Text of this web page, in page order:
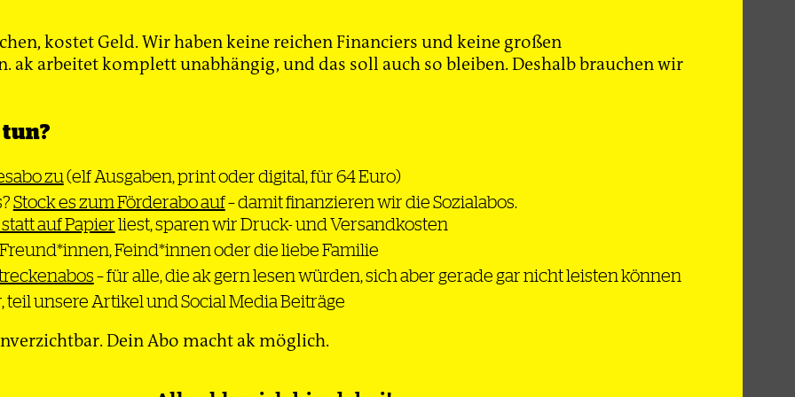
Gewerkschafter*innen auf die Straße. Und selbst
von Fridays for Future bekannten sich die Metaller*innen.
noch in Ordnung, deutsche SUVs waren beliebt in aller
der Weltwirtschaftskrise von 2008/09 als Rettungsanker
BMW, VW und Daimler war das damals genial, für die
Die »abgewrackten« Autos verpesteten fortan in
Luft, hierzulande wurden sie durch nominell effizientere
ausstoßende Neuwagen ersetzt. Tatsächlich waren
aber oftmals höher, weil die Autos schwerer und die
wurden. Von dem enormen Energie- und
der zur Autoproduktion erforderlich ist, ganz zu
kostet Geld. Wir haben keine reichen Financiers und keine großen
ak arbeitet komplett unabhängig, und das soll auch so bleiben. Deshalb brauchen wir
zu(elf Ausgaben, print oder digital, für 64 Euro)
Stock es zum Förderabo auf– damit finanzieren wir die Sozialabos.
auf Papierliest, sparen wir Druck- und Versandkosten
Feind*innen oder die liebe Familie
– für alle, die ak gern lesen würden, sich aber gerade gar nicht leisten können
teil unsere Artikel und Social Media Beiträge
Dein Abo macht ak möglich.